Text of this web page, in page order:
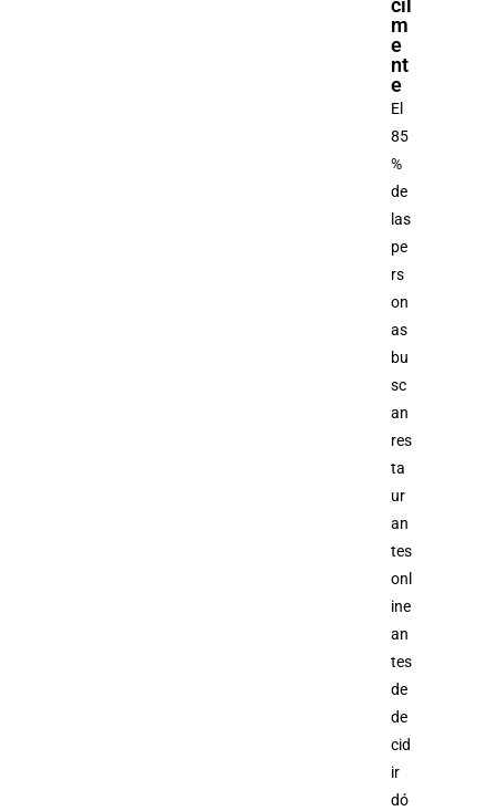
cil
m
e
nt
e
El
85
%
de
las
pe
rs
on
as
bu
sc
an
res
ta
ur
an
tes
onl
ine
an
tes
de
de
cid
ir
dó